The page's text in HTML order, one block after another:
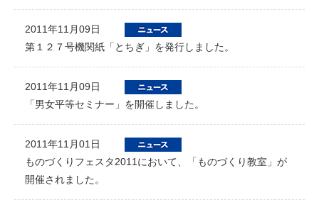
2011年11月09日
第１２７号機関紙「とちぎ」を発行しました。
2011年11月09日
「男女平等セミナー」を開催しました。
2011年11月01日
ものづくりフェスタ2011において、「ものづくり教室」が
開催されました。